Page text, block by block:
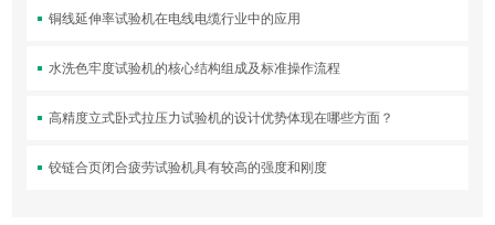
铜线延伸率试验机在电线电缆行业中的应用
水洗色牢度试验机的核心结构组成及标准操作流程
高精度立式卧式拉压力试验机的设计优势体现在哪些方面？
铰链合页闭合疲劳试验机具有较高的强度和刚度